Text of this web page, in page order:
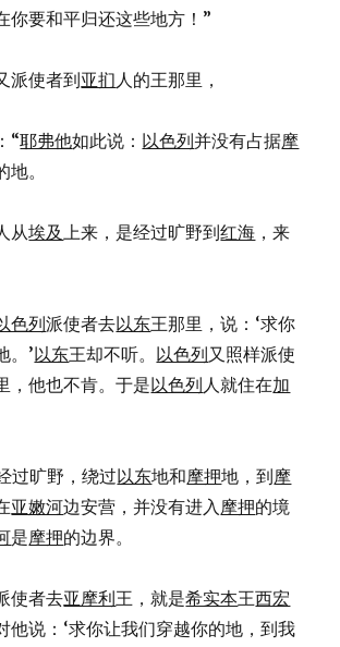
你要和平归还这些地方！”
派使者到亚扪人的王那里，
“耶弗他如此说： 以色列并没有占据摩
地。
从埃及上来，是经过旷野到红海 ，来
色列派使者去以东王那里，说：‘求你
。’以东王却不听。 以色列又照样派使
，他也不肯。于是以色列人就住在加
过旷野，绕过以东地和摩押地，到摩
亚嫩河边安营，并没有进入摩押的境
是摩押的边界。
使者去亚摩利王，就是希实本王西宏
他说：‘求你让我们穿越你的地，到我